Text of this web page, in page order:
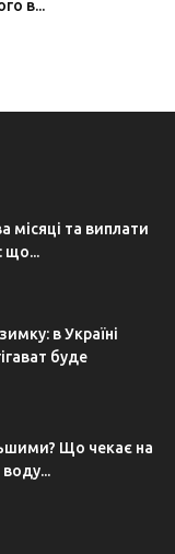
в...
місяці та виплати
що...
в Україні
буде
Що чекає на
воду...